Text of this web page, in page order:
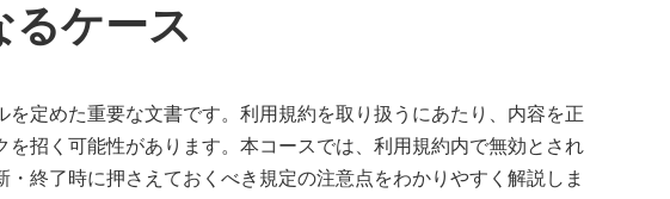
ケース
定めた重要な文書です。利用規約を取り扱うにあたり、内容を正
招く可能性があります。本コースでは、利用規約内で無効とされ
終了時に押さえておくべき規定の注意点をわかりやすく解説しま